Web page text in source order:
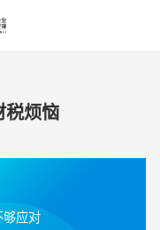
税烦恼
够应对